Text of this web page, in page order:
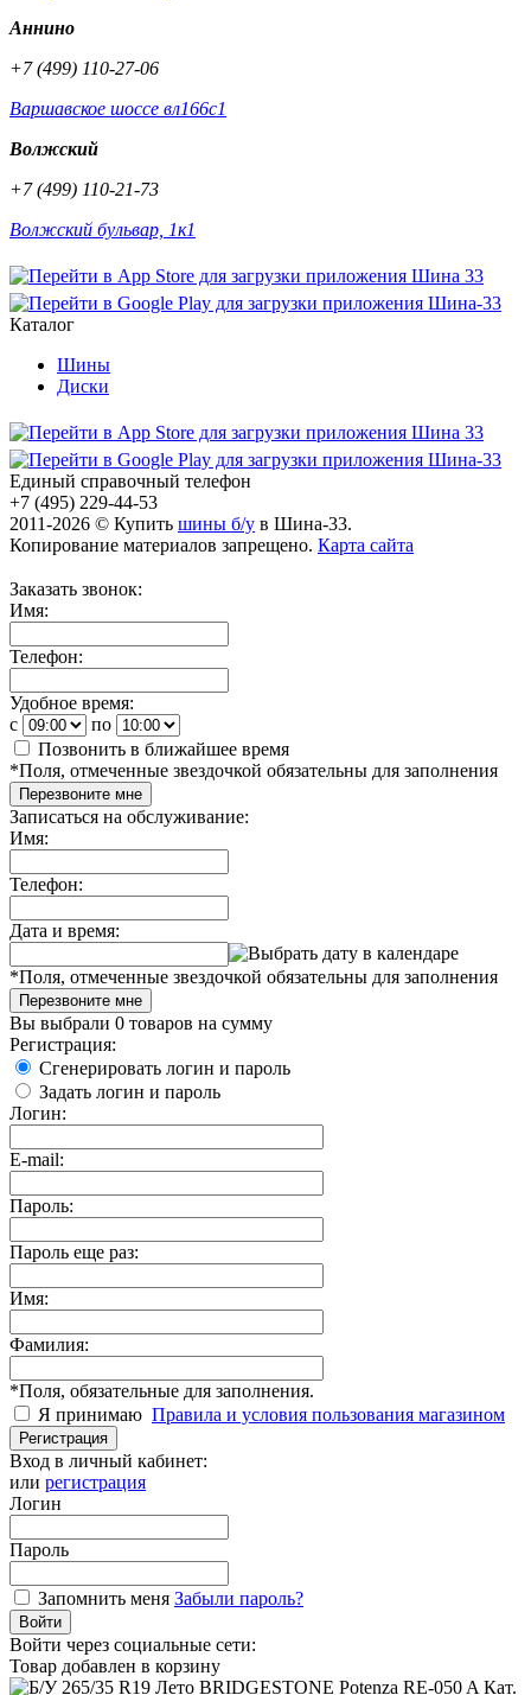
Аннино
+7 (499) 110-27-06
Варшавское шоссе вл166с1
Волжский
+7 (499) 110-21-73
Волжский бульвар, 1к1
Каталог
Шины
Диски
Единый справочный телефон
+7 (495) 229-44-53
2011-2026 © Купить шины б/у в Шина-33.
Копирование материалов запрещено. Карта сайта
Заказать звонок:
Имя:
Телефон:
Удобное время:
c
по
Позвонить в ближайшее время
*Поля, отмеченные звездочкой обязательны для заполнения
Перезвоните мне
Записаться на обслуживание:
Имя:
Телефон:
Дата и время:
*Поля, отмеченные звездочкой обязательны для заполнения
Перезвоните мне
Вы выбрали 0 товаров на сумму
Регистрация:
Сгенерировать логин и пароль
Задать логин и пароль
Логин:
E-mail:
Пароль:
Пароль еще раз:
Имя:
Фамилия:
*Поля, обязательные для заполнения.
Я принимаю Правила и условия пользования магазином
Регистрация
Вход в личный кабинет:
или регистрация
Логин
Пароль
Запомнить меня Забыли пароль?
Войти
Войти через социальные сети:
Товар добавлен в корзину